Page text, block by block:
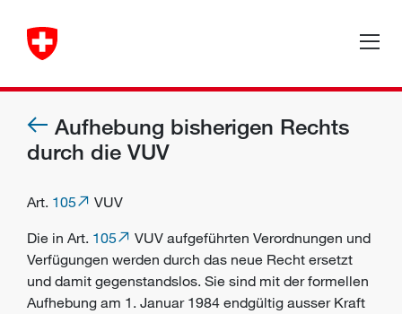
Aufhebung bisherigen Rechts
durch die VUV
Art. 105
VUV
Die in Art. 105
VUV aufgeführten Verordnungen und
Verfügungen werden durch das neue Recht ersetzt
und damit gegenstandslos. Sie sind mit der formellen
Aufhebung am 1. Januar 1984 endgültig ausser Kraft